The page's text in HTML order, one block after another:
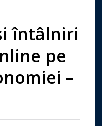
întâlniri
pe
–